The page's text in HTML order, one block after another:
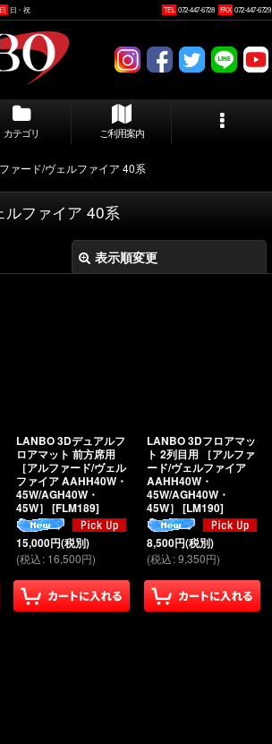
日・祝 TEL 072-447-6728 FAX 072-447-6729
カテゴリ ご利用案内
ァード/ヴェルファイア 40系
ルファイア 40系
表示順変更
LANBO 3Dデュアルフ
ロアマット 前方席用
［アルファード/ヴェル
ファイア AAHH40W・
45W/AGH40W・
45W］ [FLM189]
15,000円(税別)
(税込: 16,500円)
LANBO 3Dフロアマッ
ト 2列目用 ［アルファ
ード/ヴェルファイア
AAHH40W・
45W/AGH40W・
45W］ [LM190]
8,500円(税別)
(税込:9,350円)